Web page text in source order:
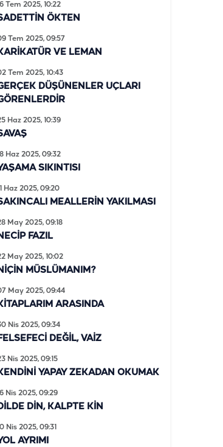
ÖKTEN
Tem 2025, 10:22
VE LEMAN
Tem 2025, 09:57
DÜŞÜNENLER UÇLARI
Tem 2025, 10:43
Haz 2025, 10:39
SIKINTISI
Haz 2025, 09:32
MEALLERİN YAKILMASI
Haz 2025, 09:20
FAZIL
May 2025, 09:18
MÜSLÜMANIM?
May 2025, 10:02
ARASINDA
May 2025, 09:44
DEĞİL, VAİZ
Nis 2025, 09:34
YAPAY ZEKADAN OKUMAK
Nis 2025, 09:15
DİN, KALPTE KİN
Nis 2025, 09:29
AYRIMI
Nis 2025, 09:31